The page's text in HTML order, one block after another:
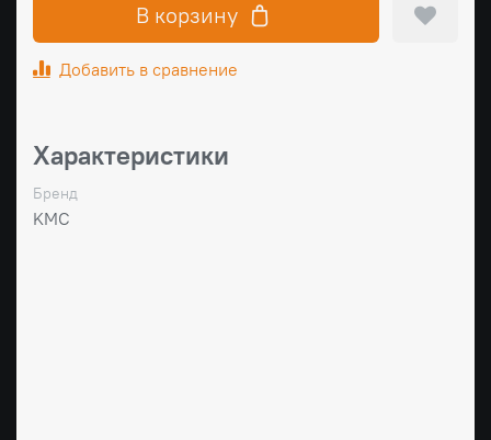
В корзину
Добавить в сравнение
Характеристики
Бренд
KMC